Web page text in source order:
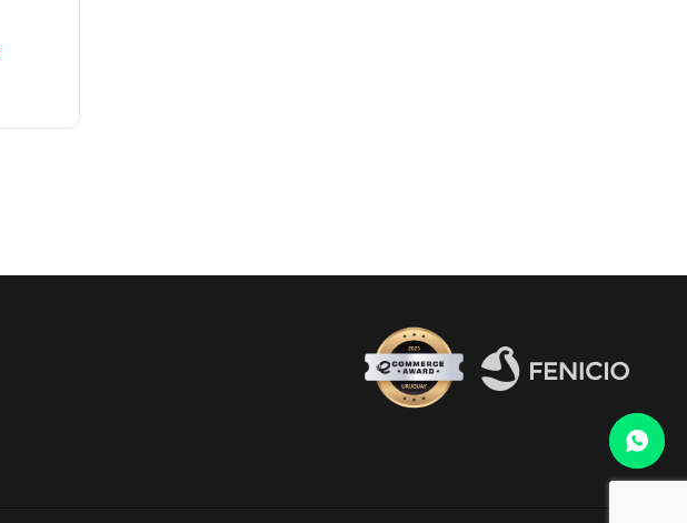
Fenicio eCommerce Uruguay